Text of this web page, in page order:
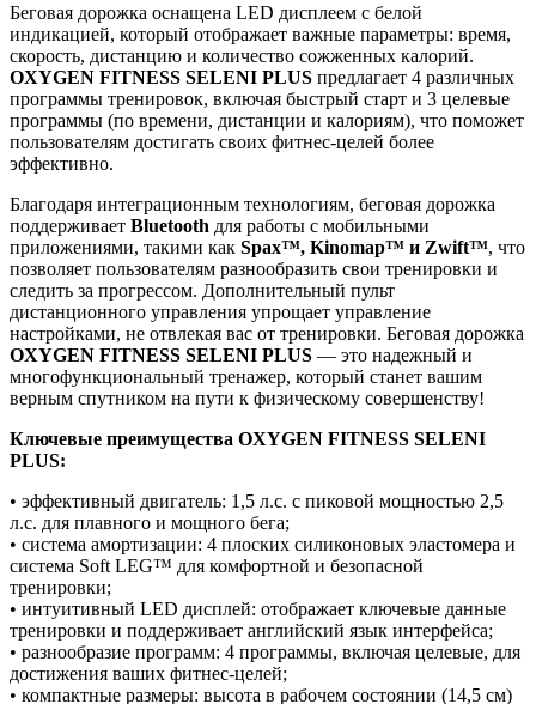
Беговая дорожка оснащена LED дисплеем с белой
индикацией, который отображает важные параметры: время,
скорость, дистанцию и количество сожженных калорий.
OXYGEN FITNESS SELENI PLUS предлагает 4 различных
программы тренировок, включая быстрый старт и 3 целевые
программы (по времени, дистанции и калориям), что поможет
пользователям достигать своих фитнес-целей более
эффективно.
Благодаря интеграционным технологиям, беговая дорожка
поддерживает Bluetooth для работы с мобильными
приложениями, такими как Spax™, Kinomap™ и Zwift™, что
позволяет пользователям разнообразить свои тренировки и
следить за прогрессом. Дополнительный пульт
дистанционного управления упрощает управление
настройками, не отвлекая вас от тренировки. Беговая дорожка
OXYGEN FITNESS SELENI PLUS — это надежный и
многофункциональный тренажер, который станет вашим
верным спутником на пути к физическому совершенству!
Ключевые преимущества OXYGEN FITNESS SELENI
PLUS:
• эффективный двигатель: 1,5 л.с. с пиковой мощностью 2,5
л.с. для плавного и мощного бега;
• система амортизации: 4 плоских силиконовых эластомера и
система Soft LEG™ для комфортной и безопасной
тренировки;
• интуитивный LED дисплей: отображает ключевые данные
тренировки и поддерживает английский язык интерфейса;
• разнообразие программ: 4 программы, включая целевые, для
достижения ваших фитнес-целей;
• компактные размеры: высота в рабочем состоянии (14,5 см)